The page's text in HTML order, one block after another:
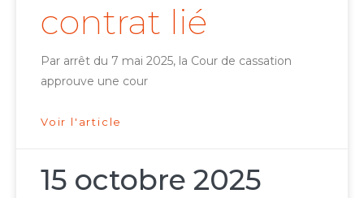
contrat lié
Par arrêt du 7 mai 2025, la Cour de cassation
approuve une cour
Voir l'article
15 octobre 2025